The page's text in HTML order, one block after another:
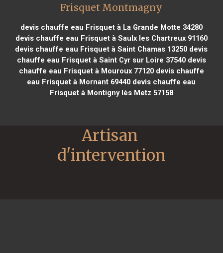
Frisquet Montmagny
devis chauffe eau Frisquet à La Grande Motte 34280
devis chauffe eau Frisquet à Saulx les Chartreux 91160
devis chauffe eau Frisquet à Saint Chamas 13250 devis
chauffe eau Frisquet à Saint Cyr sur Loire 37540devis
chauffe eau Frisquet à Mouroux 77120devis chauffe
eau Frisquet à Mornant 69440 devis chauffe eau
Frisquet à Montigny lès Metz 57158
Artisan
d'intervention